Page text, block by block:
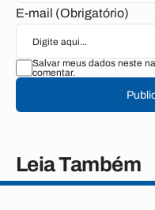
E-mail (Obrigatório)
Salvar meus dados neste
comentar.
Leia Também